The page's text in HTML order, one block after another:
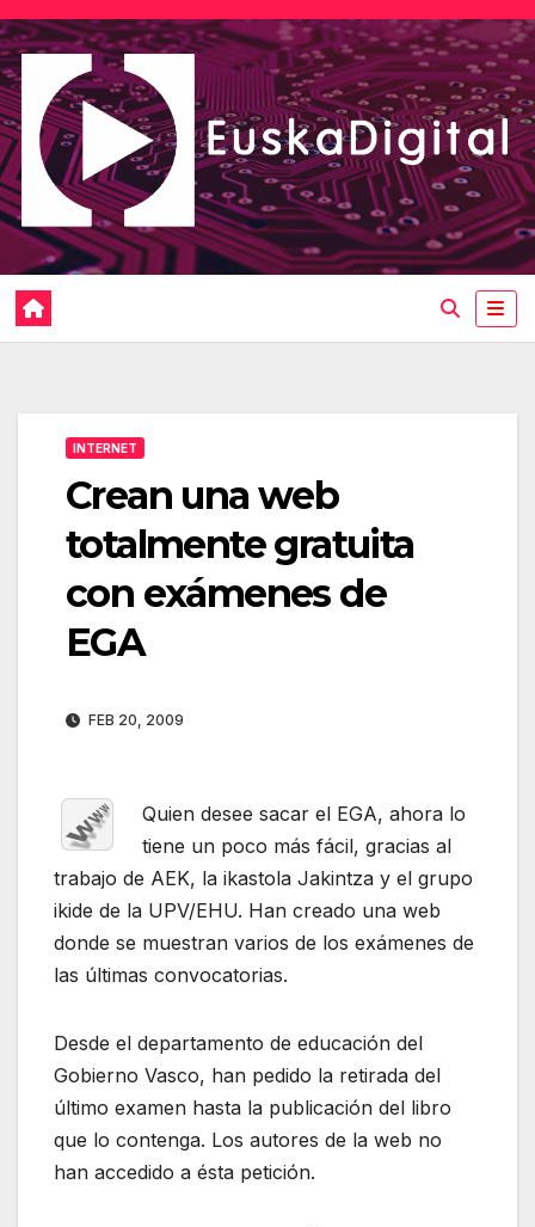
Saltar
al
contenido
INTERNET
Crean una web
totalmente gratuita
con exámenes de
EGA
FEB 20, 2009
Quien desee sacar el EGA, ahora lo
tiene un poco más fácil, gracias al
trabajo de AEK, la ikastola Jakintza y el grupo
ikide de la UPV/EHU. Han creado una web
donde se muestran varios de los exámenes de
las últimas convocatorias.
Desde el departamento de educación del
Gobierno Vasco, han pedido la retirada del
último examen hasta la publicación del libro
que lo contenga. Los autores de la web no
han accedido a ésta petición.